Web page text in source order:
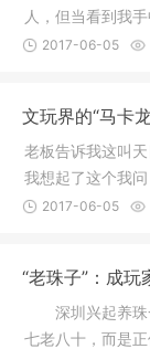
人，但当看到我
吗？一时
2017-06-05
文玩界的“马卡
老板告诉我这叫
我想起了这个我
类植物的
2017-06-05
“老珠子”：成玩
深圳兴起养珠
七老八十，而是